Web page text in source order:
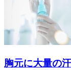
胸元に大量の